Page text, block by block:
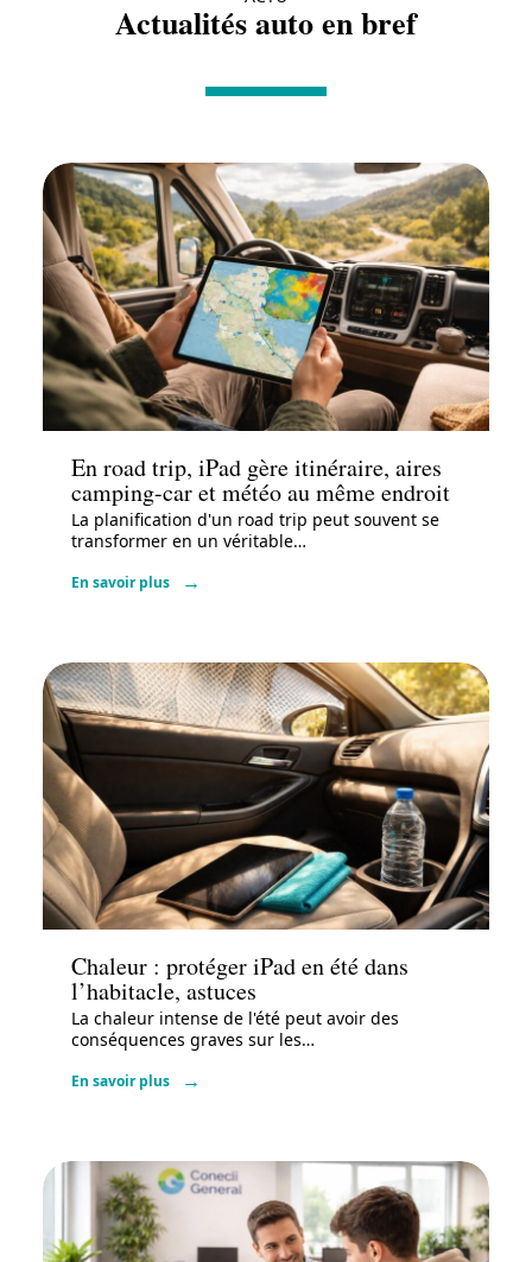
Actualités auto en bref
Actu
En road trip, iPad gère itinéraire, aires
camping-car et météo au même endroit
La planification d'un road trip peut souvent se
transformer en un véritable…
En savoir plus
Actu
Chaleur : protéger iPad en été dans
l’habitacle, astuces
La chaleur intense de l'été peut avoir des
conséquences graves sur les…
En savoir plus